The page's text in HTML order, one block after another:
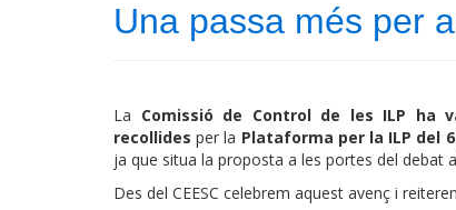
Una passa més per
La Comissió de Control de les ILP ha
recollidesper la Plataforma per la ILP del
ja que situa la proposta a les portes del debat
Des del CEESC celebrem aquest avenç i